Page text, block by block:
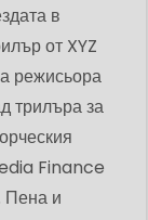
в
от XYZ
режисьора
трилъра за
Finance
Пена и